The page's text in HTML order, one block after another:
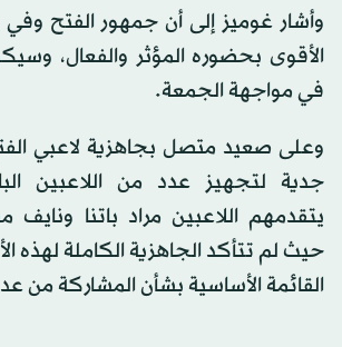
وأشار غوميز إلى أن جمهور الفتح وفي
الأقوى بحضوره المؤثر والفعال،
في مواجهة الجمعة.
وعلى صعيد متصل بجاهزية لاعبي
جدية لتجهيز عدد من اللاعبين
يتقدمهم اللاعبين مراد باتنا
حيث لم تتأكد الجاهزية الكاملة لهذه
القائمة الأساسية بشأن المشاركة من